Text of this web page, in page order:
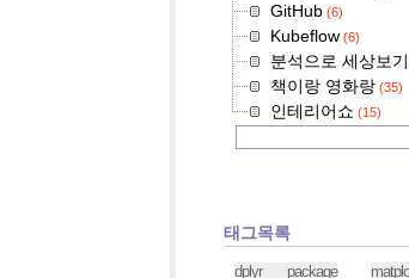
GitHub (6)
Kubeflow (6)
분석으로 세상보기
책이랑 영화랑 (35)
인테리어쇼 (15)
태그목록
dplyr package